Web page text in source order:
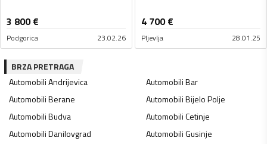
3 800€
Podgorica 23.02.26
4 700€
Pljevlja 28.01.25
BRZA PRETRAGA
AutomobiliAndrijevica AutomobiliBar
AutomobiliBerane AutomobiliBijelo Polje
AutomobiliBudva AutomobiliCetinje
AutomobiliDanilovgrad AutomobiliGusinje